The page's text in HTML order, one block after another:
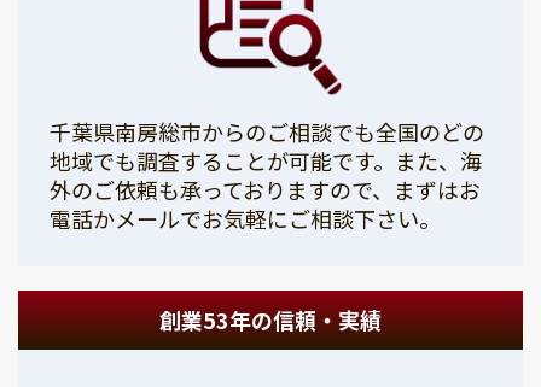
千葉県南房総市からのご相談でも全国のどの
地域でも調査することが可能です。また、海
外のご依頼も承っておりますので、まずはお
電話かメールでお気軽にご相談下さい。
創業53年の信頼・実績